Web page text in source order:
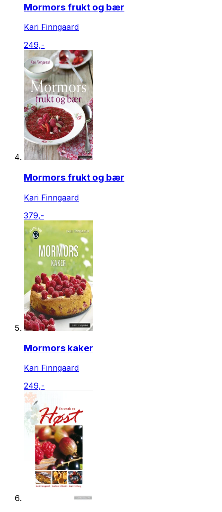
Mormors frukt og bær
Kari Finngaard
249,-
Mormors frukt og bær
Kari Finngaard
379,-
Mormors kaker
Kari Finngaard
249,-